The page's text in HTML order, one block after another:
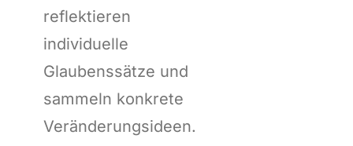
reflektieren
individuelle
Glaubenssätze und
sammeln konkrete
Veränderungsideen.